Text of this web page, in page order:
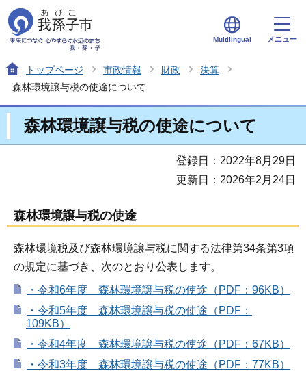
Multilingual メニュー
トップページ 市政情報 財政
決算
森林環境譲与税の使途について
森林環境譲与税の使途について
登録日：2022年8月29日
更新日：2026年2月24日
森林環境譲与税の使途
森林環境税及び森林環境譲与税に関する法律第34条第3項
の規定に基づき、次のとおり公表します。
・令和6年度 森林環境譲与税の使途（PDF：96KB）
・令和5年度 森林環境譲与税の使途（PDF：
109KB）
・令和4年度 森林環境譲与税の使途（PDF：67KB）
・令和3年度 森林環境譲与税の使途（PDF：77KB）